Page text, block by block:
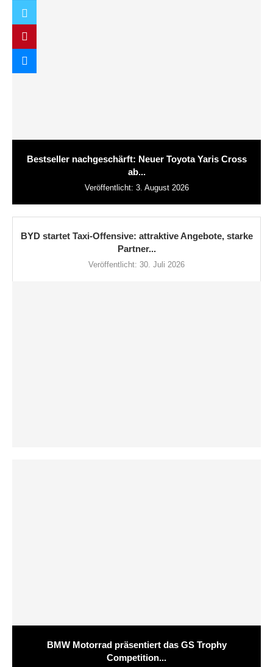
Bestseller nachgeschärft: Neuer Toyota Yaris Cross
ab...
Veröffentlicht: 3. August 2026
BYD startet Taxi-Offensive: attraktive Angebote, starke
Partner...
Veröffentlicht: 30. Juli 2026
BMW Motorrad präsentiert das GS Trophy
Competition...